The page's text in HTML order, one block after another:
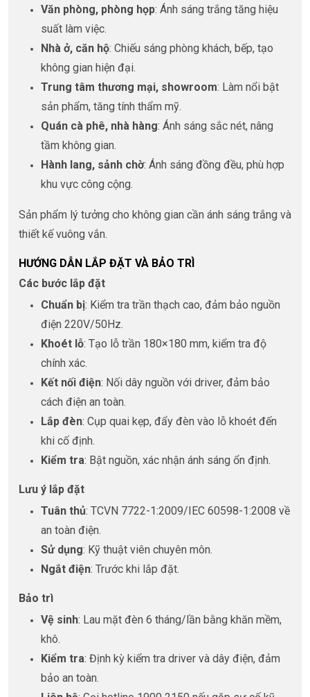
Văn phòng, phòng họp: Ánh sáng trắng tăng hiệu
suất làm việc.
Nhà ở, căn hộ: Chiếu sáng phòng khách, bếp, tạo
không gian hiện đại.
Trung tâm thương mại, showroom: Làm nổi bật
sản phẩm, tăng tính thẩm mỹ.
Quán cà phê, nhà hàng: Ánh sáng sắc nét, nâng
tầm không gian.
Hành lang, sảnh chờ: Ánh sáng đồng đều, phù hợp
khu vực công cộng.
Sản phẩm lý tưởng cho không gian cần ánh sáng trắng và
thiết kế vuông vắn.
HƯỚNG DẪN LẮP ĐẶT VÀ BẢO TRÌ
Các bước lắp đặt
Chuẩn bị: Kiểm tra trần thạch cao, đảm bảo nguồn
điện 220V/50Hz.
Khoét lỗ: Tạo lỗ trần 180×180 mm, kiểm tra độ
chính xác.
Kết nối điện: Nối dây nguồn với driver, đảm bảo
cách điện an toàn.
Lắp đèn: Cụp quai kẹp, đẩy đèn vào lỗ khoét đến
khi cố định.
Kiểm tra: Bật nguồn, xác nhận ánh sáng ổn định.
Lưu ý lắp đặt
Tuân thủ: TCVN 7722-1:2009/IEC 60598-1:2008 về
an toàn điện.
Sử dụng: Kỹ thuật viên chuyên môn.
Ngắt điện: Trước khi lắp đặt.
Bảo trì
Vệ sinh: Lau mặt đèn 6 tháng/lần bằng khăn mềm,
khô.
Kiểm tra: Định kỳ kiểm tra driver và dây điện, đảm
bảo an toàn.